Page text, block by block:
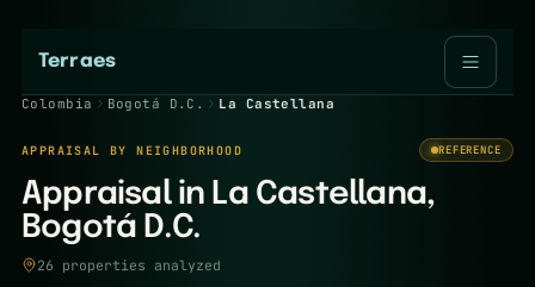
Terraes
Colombia Bogotá D.C. La Castellana
APPRAISAL BY NEIGHBORHOOD REFERENCE
Appraisal in La Castellana,
Bogotá D.C.
26 properties analyzed